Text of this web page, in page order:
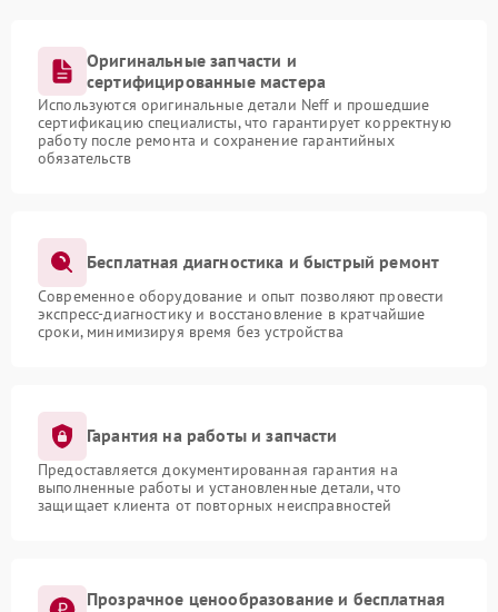
Оригинальные запчасти и
сертифицированные мастера
Используются оригинальные детали Neff и прошедшие
сертификацию специалисты, что гарантирует корректную
работу после ремонта и сохранение гарантийных
обязательств
Бесплатная диагностика и быстрый ремонт
Современное оборудование и опыт позволяют провести
экспресс-диагностику и восстановление в кратчайшие
сроки, минимизируя время без устройства
Гарантия на работы и запчасти
Предоставляется документированная гарантия на
выполненные работы и установленные детали, что
защищает клиента от повторных неисправностей
Прозрачное ценообразование и бесплатная